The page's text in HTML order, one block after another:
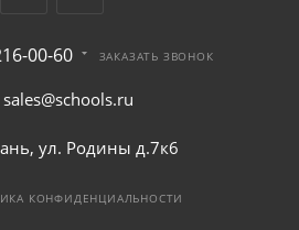
00-60 ЗАКАЗАТЬ ЗВОНОК
sales@schools.ru
ул. Родины д.7к6
КОНФИДЕНЦИАЛЬНОСТИ